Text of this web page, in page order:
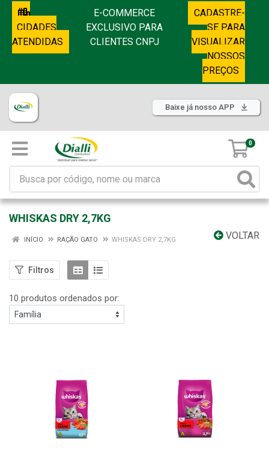
CIDADES
ATENDIDAS
E-COMMERCE
EXCLUSIVO PARA
CLIENTES CNPJ
CADASTRE-
SE PARA
VISUALIZAR
NOSSOS
PREÇOS
Baixe já nosso APP
0
WHISKAS DRY 2,7KG
VOLTAR
INÍCIO RAÇÃO GATO WHISKAS DRY 2,7KG
Filtros
10 produtos ordenados por: